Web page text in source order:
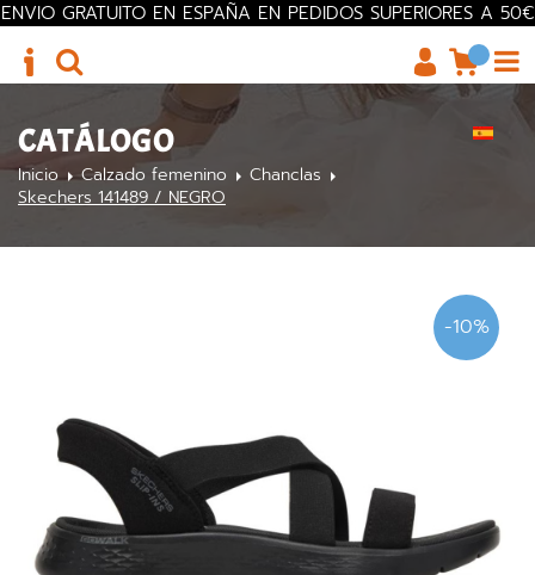
ENVIO GRATUITO EN ESPAÑA EN PEDIDOS SUPERIORES A 50€
CATÁLOGO
Inicio Calzado femenino
Chanclas
Skechers 141489 / NEGRO
-10%